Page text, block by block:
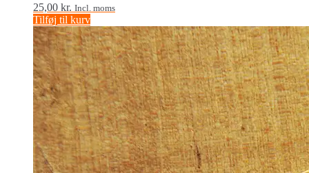
25,00 kr. Incl. moms
Tilføj til kurv